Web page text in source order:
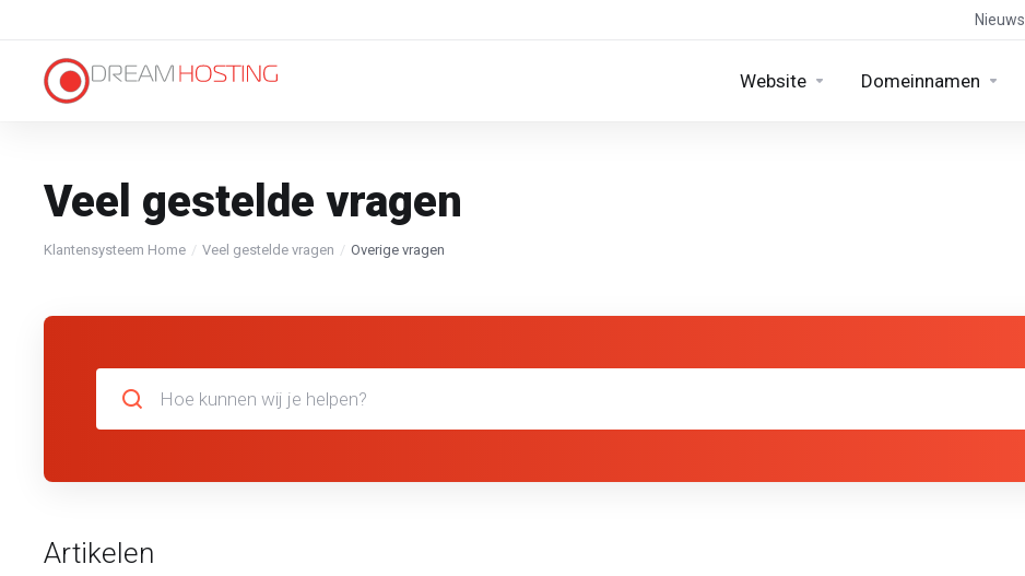
Nieuws
Website Domeinnamen
Veel gestelde vragen
Klantensysteem Home Veel gestelde vragen Overige vragen
Artikelen